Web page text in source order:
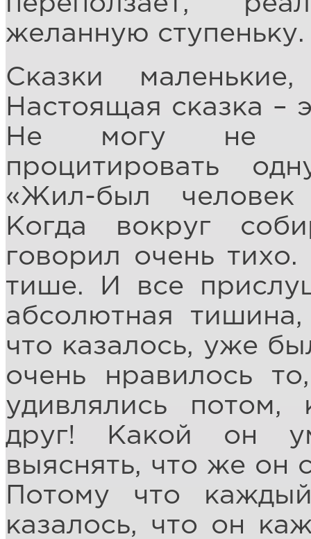
желанную ступеньку.
Сказки
Настоящая сказка –
Не могу не
процитировать
«Жил-был
Когда вокруг
говорил очень
тише. И все
абсолютная
что казалось, уже
очень нравилось
удивлялись
друг! Какой он
выяснять, что же он
Потому что
казалось, что он